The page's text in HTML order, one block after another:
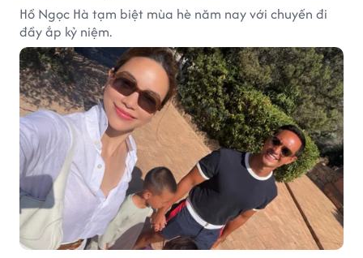
Hồ Ngọc Hà tạm biệt mùa hè năm nay với chuyến đi
đầy ắp kỷ niệm.